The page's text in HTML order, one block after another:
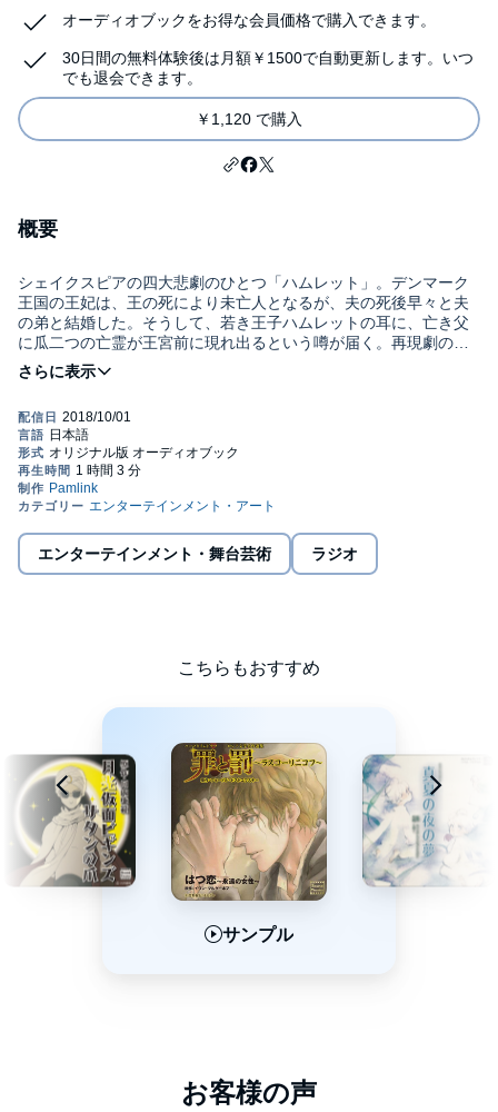
オーディオブックをお得な会員価格で購入できます。
30日間の無料体験後は月額￥1500で自動更新します。いつ
でも退会できます。
￥1,120 で購入
概要
シェイクスピアの四大悲劇のひとつ「ハムレット」。デンマーク
王国の王妃は、王の死により未亡人となるが、夫の死後早々と夫
の弟と結婚した。そうして、若き王子ハムレットの耳に、亡き父
に瓜二つの亡霊が王宮前に現れ出るという噂が届く。再現劇の後
の狂気を装いながらも正気が見え隠れするハムレットの台詞に
は、母親に対する怒りや哀しみや絶望が表現されいる。必聴のタ
©モモアンドグレースカンパニー (P)2018 Pamlink Corp.
エンターテインメント・舞台芸術 ラジオ
こちらもおすすめ
サンプル